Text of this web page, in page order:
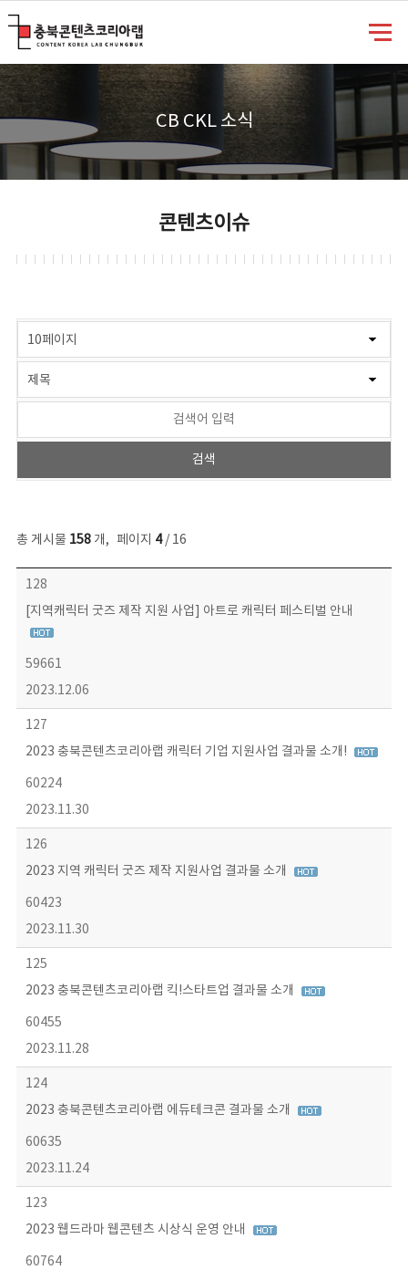
CB CKL 소식
콘텐츠이슈
총 게시물 158개, 페이지 4/ 16
콘텐츠이슈 목록 - 번호, 제목, 작성자, 파일, 조회수, 작성일 정보 제공
128
[지역캐릭터 굿즈 제작 지원 사업] 아트로 캐릭터 페스티벌 안내
59661
2023.12.06
127
2023 충북콘텐츠코리아랩 캐릭터 기업 지원사업 결과물 소개!
60224
2023.11.30
126
2023 지역 캐릭터 굿즈 제작 지원사업 결과물 소개
60423
2023.11.30
125
2023 충북콘텐츠코리아랩 킥!스타트업 결과물 소개
60455
2023.11.28
124
2023 충북콘텐츠코리아랩 에듀테크콘 결과물 소개
60635
2023.11.24
123
2023 웹드라마 웹콘텐츠 시상식 운영 안내
60764